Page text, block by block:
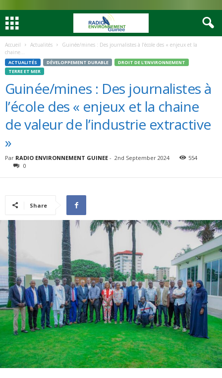
Accueil Actualités
Guinée/mines : Des journalistes à l’école des « enjeux et la
chaine...
ACTUALITÉS DÉVELOPPEMENT DURABLE
DROIT DE L’ENVIRONNEMENT
TERRE ET MER
Guinée/mines : Des journalistes à
l’école des « enjeux et la chaine
de valeur de l’industrie extractive
»
Par RADIO ENVIRONNEMENT GUINEE - 2nd September 2024
554
0
Share